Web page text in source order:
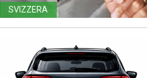
SVIZZERA